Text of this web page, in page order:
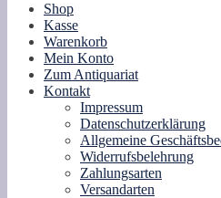
Shop
Kasse
Warenkorb
Mein Konto
Zum Antiquariat
Kontakt
Impressum
Datenschutzerklärung
Allgemeine
Widerrufsbelehrung
Zahlungsarten
Versandarten